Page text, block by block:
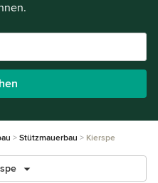
Stützmauerbau Kierspe